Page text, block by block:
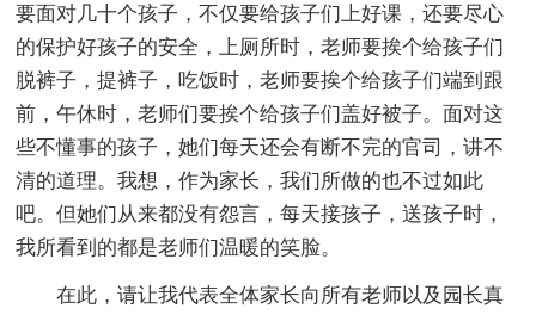
要面对几十个孩子，不仅要给孩子们上好课，还要尽心
的保护好孩子的安全，上厕所时，老师要挨个给孩子们
脱裤子，提裤子，吃饭时，老师要挨个给孩子们端到跟
前，午休时，老师们要挨个给孩子们盖好被子。面对这
些不懂事的孩子，她们每天还会有断不完的官司，讲不
清的道理。我想，作为家长，我们所做的也不过如此
吧。但她们从来都没有怨言，每天接孩子，送孩子时，
我所看到的都是老师们温暖的笑脸。
在此，请让我代表全体家长向所有老师以及园长真